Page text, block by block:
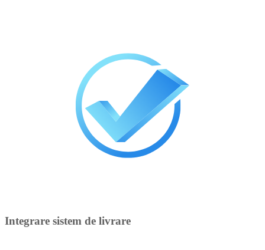
Integrare sistem de livrare